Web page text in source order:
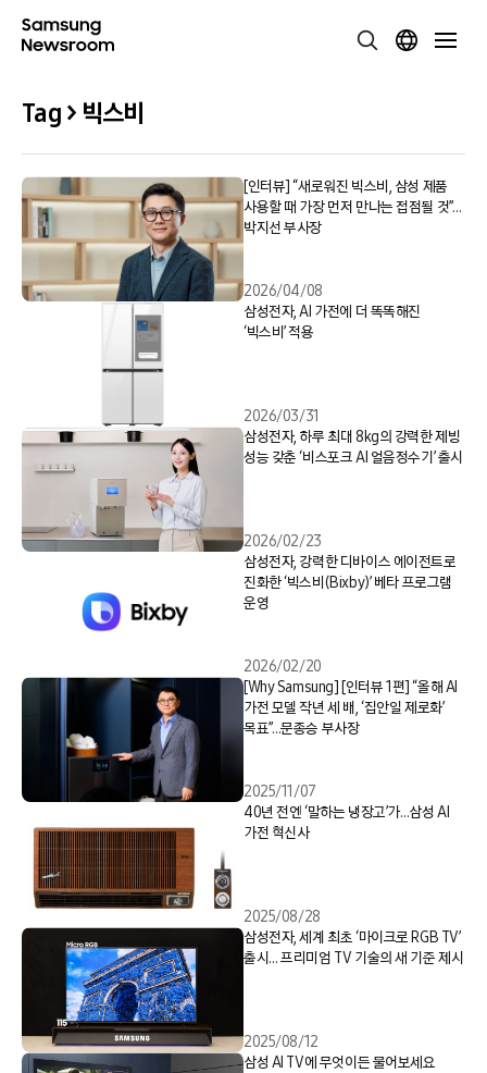
Tag > 빅스비
[인터뷰] “새로워진 빅스비, 삼성 제품
사용할 때 가장 먼저 만나는 접점될 것”…
박지선 부사장
2026/04/08
삼성전자, AI 가전에 더 똑똑해진
‘빅스비’ 적용
2026/03/31
삼성전자, 하루 최대 8kg의 강력한 제빙
성능 갖춘 ‘비스포크 AI 얼음정수기’ 출시
2026/02/23
삼성전자, 강력한 디바이스 에이전트로
진화한 ‘빅스비(Bixby)’ 베타 프로그램
운영
2026/02/20
[Why Samsung] [인터뷰 1편] “올해 AI
가전 모델 작년 세 배, ‘집안일 제로화’
목표”…문종승 부사장
2025/11/07
40년 전엔 ‘말하는 냉장고’가…삼성 AI
가전 혁신사
2025/08/28
삼성전자, 세계 최초 ‘마이크로 RGB TV’
출시… 프리미엄 TV 기술의 새 기준 제시
2025/08/12
삼성 AI TV에 무엇이든 물어보세요